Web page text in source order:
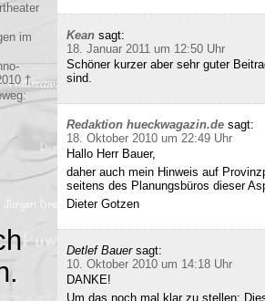
im
†
Kean sagt:
18. Januar 2011 um 12:50 Uhr
Schöner kurzer aber sehr guter
sind.
Redaktion hueckwagazin.de sagt:
18. Oktober 2010 um 22:49 Uhr
Hallo Herr Bauer,
daher auch mein Hinweis auf
seitens des Planungsbüros dieser
Dieter Gotzen
Detlef Bauer sagt:
10. Oktober 2010 um 14:18 Uhr
DANKE!
Um das noch mal klar zu stellen: